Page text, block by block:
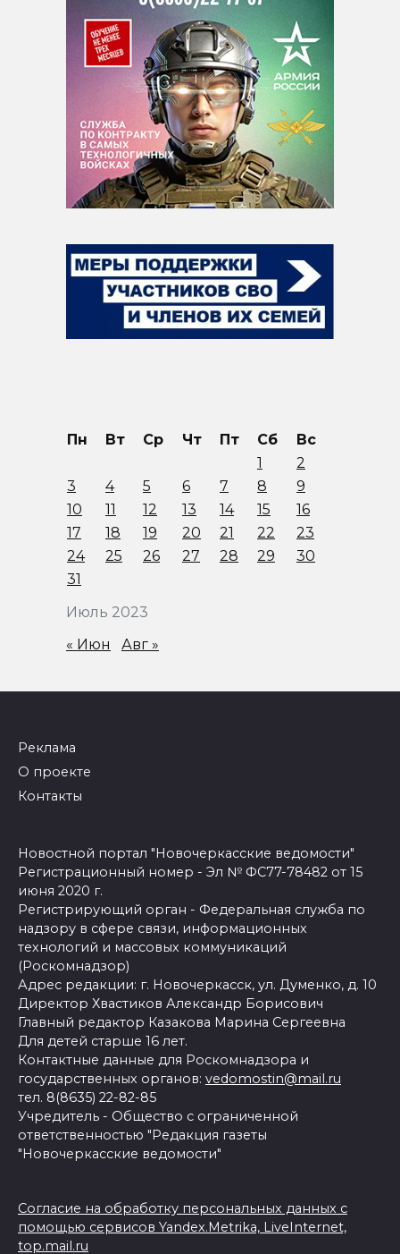
Июль 2023
Пн Вт Ср Чт Пт Сб
Вс
1
2
3
4 5 6 7 8
9
10
11 12 13 14 15
16
17
18 19 20 21 22
23
24
25 26 27 28 29
30
31
« Июн Авг »
Реклама
О проекте
Контакты
Новостной портал "Новочеркасские ведомости"
Регистрационный номер - Эл № ФС77-78482 от 15
июня 2020 г.
Регистрирующий орган - Федеральная служба по
надзору в сфере связи, информационных
технологий и массовых коммуникаций
(Роскомнадзор)
Адрес редакции: г. Новочеркасск, ул. Думенко, д. 10
Директор Хвастиков Александр Борисович
Главный редактор Казакова Марина Сергеевна
Для детей старше 16 лет.
Контактные данные для Роскомнадзора и
государственных органов: vedomostin@mail.ru
тел. 8(8635) 22-82-85
Учредитель - Общество с ограниченной
ответственностью "Редакция газеты
"Новочеркасские ведомости"
Согласие на обработку персональных данных с
помощью сервисов Yandex.Metrika, LiveInternet,
top.mail.ru